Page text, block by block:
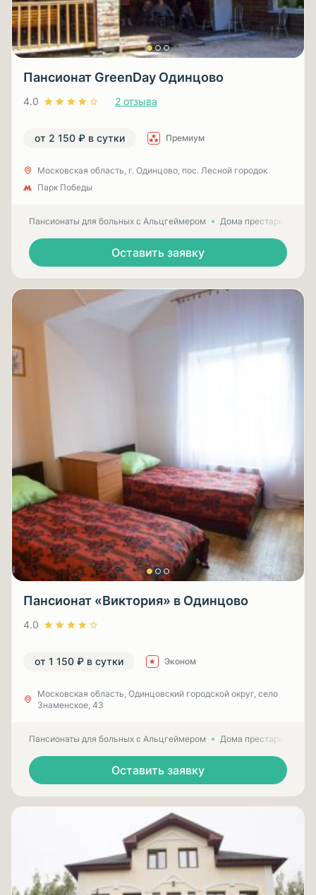
Пансионат GreenDay Одинцово
4.0 2 отзыва
от 2 150 ₽ в сутки Премиум
Московская область, г. Одинцово, пос. Лесной городок
Парк Победы
Пансионаты для больных с Альцгеймером Дома престарелых
Оставить заявку
Пансионат «Виктория» в Одинцово
4.0
от 1 150 ₽ в сутки Эконом
Московская область, Одинцовский городской округ, село
Знаменское, 43
Пансионаты для больных с Альцгеймером Дома престарелых
Оставить заявку